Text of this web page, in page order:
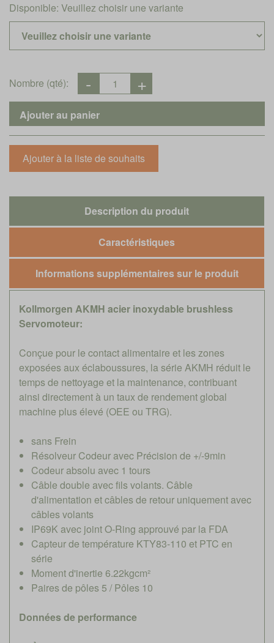
Disponible: Veuillez choisir une variante
Nombre (qté):
Description du produit
Caractéristiques
Informations supplémentaires sur le produit
Kollmorgen AKMH acier inoxydable brushless
Servomoteur:
Conçue pour le contact alimentaire et les zones
exposées aux éclaboussures, la série AKMH réduit le
temps de nettoyage et la maintenance, contribuant
ainsi directement à un taux de rendement global
machine plus élevé (OEE ou TRG).
sans Frein
Résolveur Codeur avec Précision de +/-9min
Codeur absolu avec 1 tours
Câble double avec fils volants. Câble
d'alimentation et câbles de retour uniquement avec
câbles volants
IP69K avec joint O-Ring approuvé par la FDA
Capteur de température KTY83-110 et PTC en
série
Moment d'inertie 6.22kgcm²
Paires de pôles 5 / Pôles 10
Données de performance